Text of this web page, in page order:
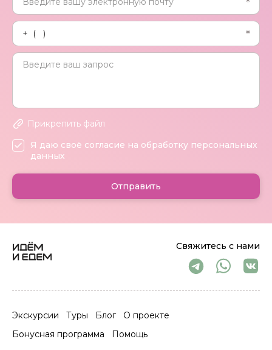
Свяжитесь с нами
Экскурсии Туры Блог
О проекте
Бонусная программа
Помощь
Прикрепить файл
Я даю своё согласие на обработку персональных
данных
Отправить